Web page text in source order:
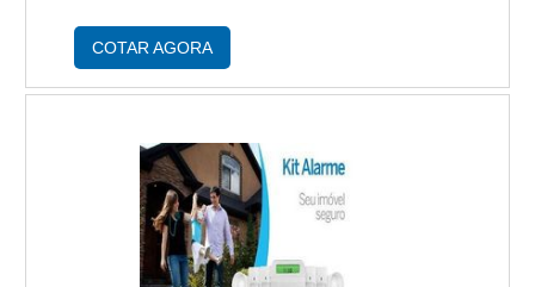
por empresas competentes Empresas
responsáveis pe....
COTAR AGORA